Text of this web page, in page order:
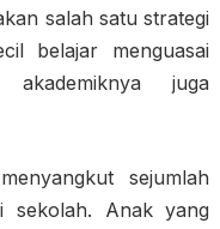
salah satu strategi
belajar menguasai
juga
sejumlah
sekolah. Anak yang